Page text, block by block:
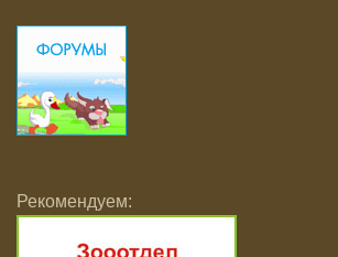
Рекомендуем: